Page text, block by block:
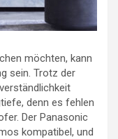
möchten, kann
sein. Trotz der
denn es fehlen
Der Panasonic
kompatibel, und